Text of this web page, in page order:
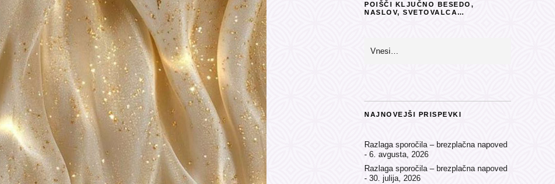
POIŠČI KLJUČNO BESEDO,
NASLOV, SVETOVALCA…
NAJNOVEJŠI PRISPEVKI
Razlaga sporočila – brezplačna napoved
6. avgusta, 2026
Razlaga sporočila – brezplačna napoved
30. julija, 2026